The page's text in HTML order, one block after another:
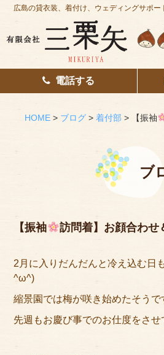
ホーム
はじめての方へ
着付け/教室
アクセス
広島の貸衣装、着付け、ウェディングサポー
電話する
HOME> ブログ> 着付部 > 【振袖
ブ
【振袖 訪問着】お顔合わせ
2月に入りだんだんと冷え込む日
^ω^)
縮景園では梅が咲き始めたそうで
先週もお慶び事でのお仕度をさせ